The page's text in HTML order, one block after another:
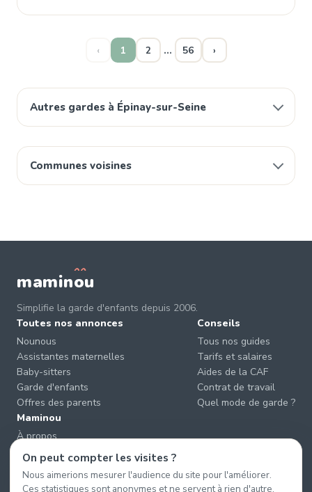
Autres gardes à Épinay-sur-Seine
Communes voisines
‹ 1 2 … 56 ›
maminou
Simplifie la garde d'enfants depuis 2006.
Toutes nos annonces
Nounous
Assistantes maternelles
Baby-sitters
Garde d'enfants
Offres des parents
Conseils
Tous nos guides
Tarifs et salaires
Aides de la CAF
Contrat de travail
Quel mode de garde ?
Maminou
À propos
Nous contacter
Éviter les arnaques
CGU & CGV
On peut compter les visites ?
Nous aimerions mesurer l'audience du site pour l'améliorer.
Ces statistiques sont anonymes et ne servent à rien d'autre.